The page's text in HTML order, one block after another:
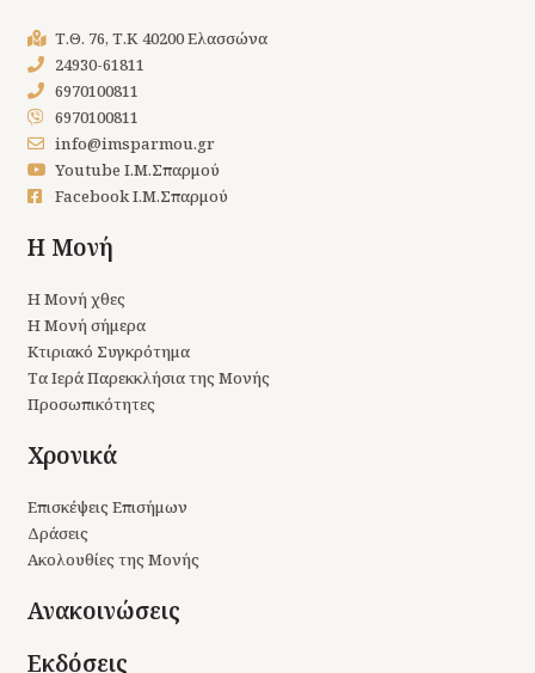
Τ.Θ. 76, Τ.Κ 40200 Ελασσώνα
24930-61811
6970100811
6970100811
info@imsparmou.gr
Youtube Ι.Μ.Σπαρμού
Facebook Ι.Μ.Σπαρμού
Η Μονή
Η Μονή χθες
Η Μονή σήμερα
Κτιριακό Συγκρότημα
Τα Ιερά Παρεκκλήσια της Μονής
Προσωπικότητες
Χρονικά
Επισκέψεις Επισήμων
Δράσεις
Ακολουθίες της Μονής
Ανακοινώσεις
Εκδόσεις